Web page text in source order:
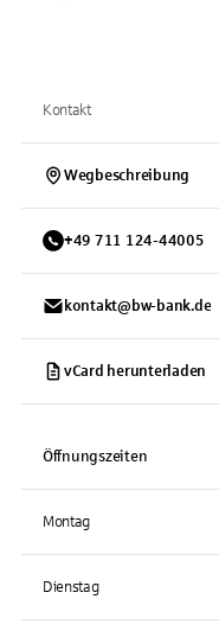
Kontakt
Wegbeschreibung
+49 711 124-44005
kontakt@bw-bank.de
vCard herunterladen
Öffnungszeiten
Montag
Dienstag